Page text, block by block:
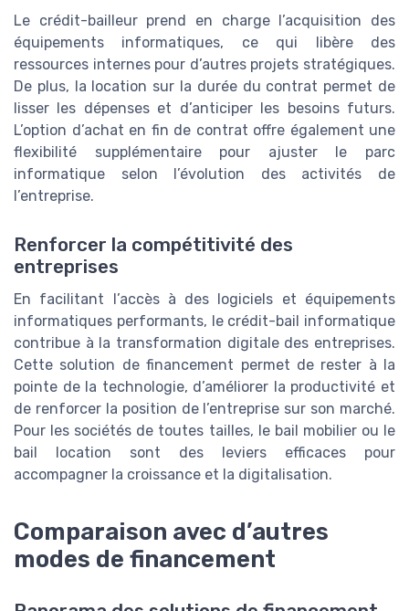
Le crédit-bailleur prend en charge l’acquisition des
équipements informatiques, ce qui libère des
ressources internes pour d’autres projets stratégiques.
De plus, la location sur la durée du contrat permet de
lisser les dépenses et d’anticiper les besoins futurs.
L’option d’achat en fin de contrat offre également une
flexibilité supplémentaire pour ajuster le parc
informatique selon l’évolution des activités de
l’entreprise.
Renforcer la compétitivité des
entreprises
En facilitant l’accès à des logiciels et équipements
informatiques performants, le crédit-bail informatique
contribue à la transformation digitale des entreprises.
Cette solution de financement permet de rester à la
pointe de la technologie, d’améliorer la productivité et
de renforcer la position de l’entreprise sur son marché.
Pour les sociétés de toutes tailles, le bail mobilier ou le
bail location sont des leviers efficaces pour
accompagner la croissance et la digitalisation.
Comparaison avec d’autres
modes de financement